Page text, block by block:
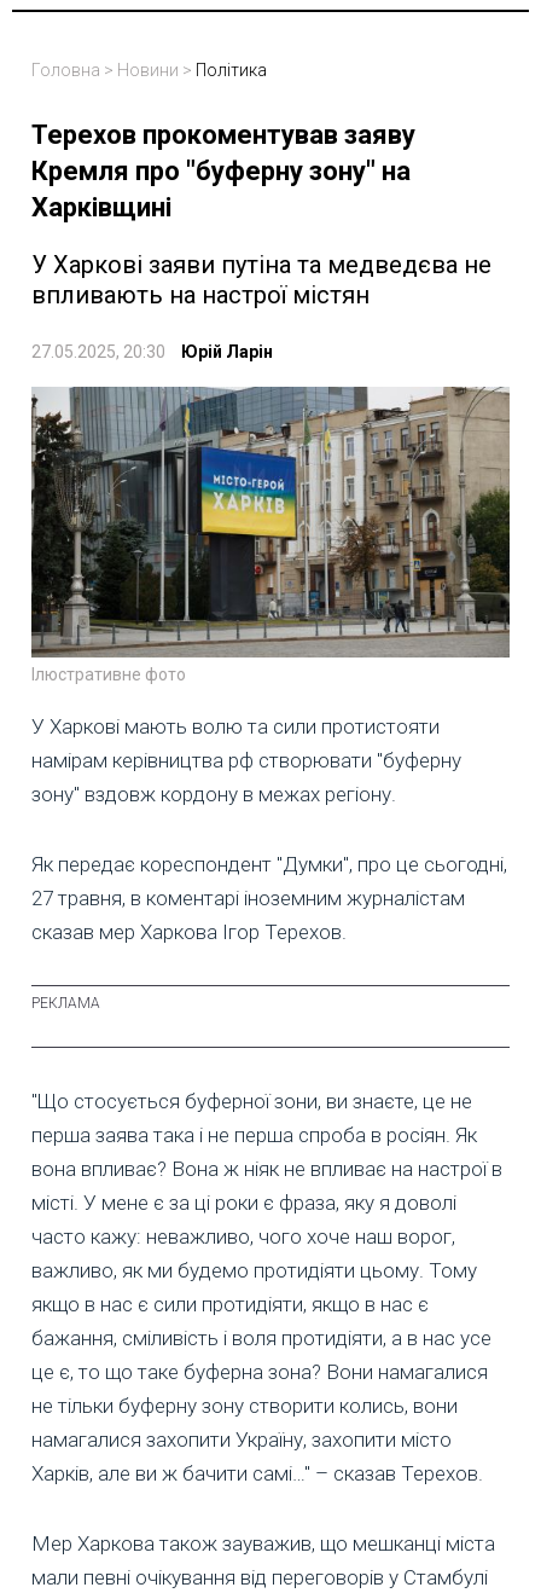
Головна > Новини > Політика
Терехов прокоментував заяву
Кремля про "буферну зону" на
Харківщині
У Харкові заяви путіна та медведєва не
впливають на настрої містян
27.05.2025, 20:30 Юрій Ларін
Ілюстративне фото
У Харкові мають волю та сили протистояти
намірам керівництва рф створювати "буферну
зону" вздовж кордону в межах регіону.
Як передає кореспондент "Думки", про це сьогодні,
27 травня, в коментарі іноземним журналістам
сказав мер Харкова Ігор Терехов.
"Що стосується буферної зони, ви знаєте, це не
перша заява така і не перша спроба в росіян. Як
вона впливає? Вона ж ніяк не впливає на настрої в
місті. У мене є за ці роки є фраза, яку я доволі
часто кажу: неважливо, чого хоче наш ворог,
важливо, як ми будемо протидіяти цьому. Тому
якщо в нас є сили протидіяти, якщо в нас є
бажання, сміливість і воля протидіяти, а в нас усе
це є, то що таке буферна зона? Вони намагалися
не тільки буферну зону створити колись, вони
намагалися захопити Україну, захопити місто
Харків, але ви ж бачити самі…" – сказав Терехов.
Мер Харкова також зауважив, що мешканці міста
мали певні очікування від переговорів у Стамбулі